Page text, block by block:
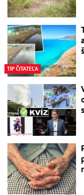
TIP ČITATEĽA